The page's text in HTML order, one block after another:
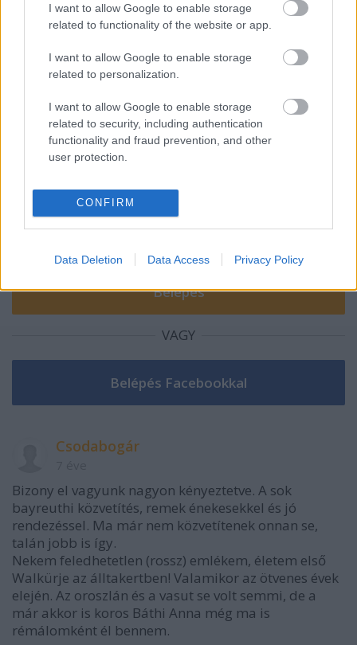
I want to allow Google to enable storage
related to functionality of the website or app.
I want to allow Google to enable storage
related to personalization.
I want to allow Google to enable storage
related to security, including authentication
functionality and fraud prevention, and other
user protection.
CONFIRM
Data Deletion Data Access Privacy Policy
Ki a legjobb zeneszerző?
Szólj hozzá!
VAGY
Csodabogár
Bizony el vagyunk nagyon kényeztetve. A sok
bayreuthi közvetítés, remek énekesekkel és jó
rendezéssel. Ma már nem közvetítenek onnan se,
talán jobb is így.
Nekem feledhetetlen (rossz) emlékem, életem első
Walkürje az álltakertben! Valamikor az ötvenes évek
elején. Az oroszlán és a vasut se volt semmi, de a
már akkor is koros Báthi Anna még ma is
rémálomként él bennem.